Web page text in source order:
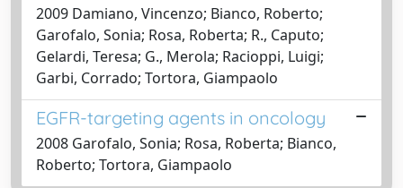
2009 Damiano, Vincenzo; Bianco, Roberto;
Garofalo, Sonia; Rosa, Roberta; R., Caputo;
Gelardi, Teresa; G., Merola; Racioppi, Luigi;
Garbi, Corrado; Tortora, Giampaolo
EGFR-targeting agents in oncology
2008 Garofalo, Sonia; Rosa, Roberta; Bianco,
Roberto; Tortora, Giampaolo